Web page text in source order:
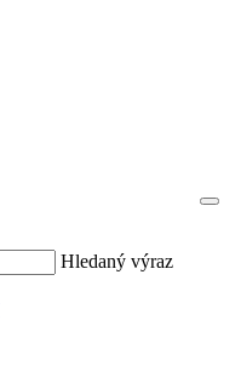
Hledaný výraz